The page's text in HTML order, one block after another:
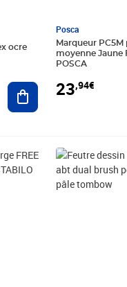
ocre
Ajouter au panier
Posca
Marqueur
moyenne Jaune
POSCA
23,94€
Prix 5,09€